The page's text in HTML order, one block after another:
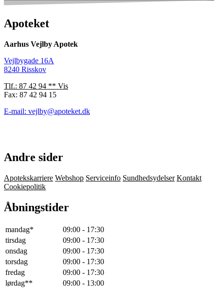
Apoteket
Aarhus Vejlby Apotek
Vejlbygade 16A
8240 Risskov
Tlf.: 87 42 94 ** Vis
Fax: 87 42 94 15
E-mail: vejlby@apoteket.dk
Andre sider
Apotekskarriere Webshop Serviceinfo Sundhedsydelser Kontakt
Cookiepolitik
Åbningstider
mandag*
09:00 - 17:30
tirsdag
09:00 - 17:30
onsdag
09:00 - 17:30
torsdag
09:00 - 17:30
fredag
09:00 - 17:30
lørdag**
09:00 - 13:00